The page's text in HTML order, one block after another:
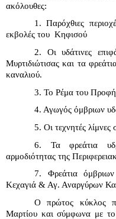
ακόλουθες:
1. Παρόχθιες
εκβολές του  Κηφισού
2. Οι υδάτινες
Μυρτιδιώτισας και τα
καναλιού.
3. Το Ρέμα του
4. Αγωγός όμβριων
5. Οι τεχνητές
6. Τα φρεάτια
αρμοδιότητας της
7. Φρεάτια
Κεχαγιά & Αγ. Αναργύρων
Ο πρώτος κύκλος
Μαρτίου και σύμφωνα με το